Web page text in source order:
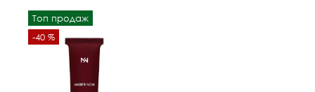
Топ продаж
-40 %